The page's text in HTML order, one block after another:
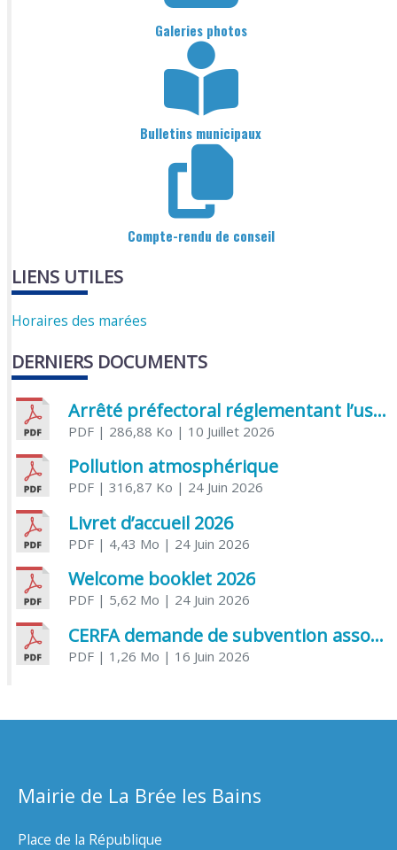
Galeries photos
Bulletins municipaux
Compte-rendu de conseil
LIENS UTILES
Horaires des marées
DERNIERS DOCUMENTS
Arrêté préfectoral réglementant l’usage de l’eau
PDF| 286,88 Ko | 10 Juillet 2026
Pollution atmosphérique
PDF| 316,87 Ko | 24 Juin 2026
Livret d’accueil 2026
PDF| 4,43 Mo | 24 Juin 2026
Welcome booklet 2026
PDF| 5,62 Mo | 24 Juin 2026
CERFA demande de subvention association
PDF| 1,26 Mo | 16 Juin 2026
Mairie de La Brée les Bains
Place de la République